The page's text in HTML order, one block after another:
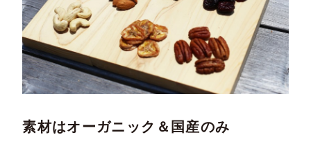
素材はオーガニック＆国産のみ